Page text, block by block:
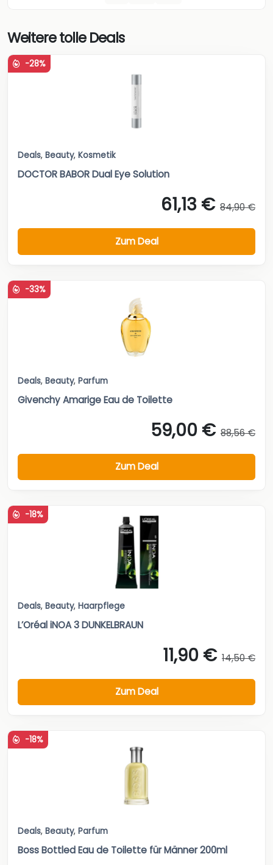
Weitere tolle Deals
-28%
Deals, Beauty, Kosmetik
DOCTOR BABOR Dual Eye Solution
61,13 € 84,90 €
Zum Deal
-33%
Deals, Beauty, Parfum
Givenchy Amarige Eau de Toilette
59,00 € 88,56 €
Zum Deal
-18%
Deals, Beauty, Haarpflege
L’Oréal iNOA 3 DUNKELBRAUN
11,90 € 14,50 €
Zum Deal
-18%
Deals, Beauty, Parfum
Boss Bottled Eau de Toilette für Männer 200ml